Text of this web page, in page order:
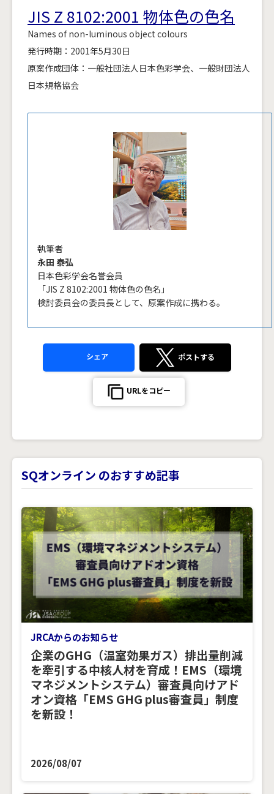
JIS Z 8102:2001 物体色の色名
Names of non-luminous object colours
発行時期：2001年5月30日
原案作成団体：一般社団法人日本色彩学会、一般財団法人
日本規格協会
執筆者
永田 泰弘
日本色彩学会名誉会員
「JIS Z 8102:2001 物体色の色名」
検討委員会の委員長として、原案作成に携わる。
シェア ポストする
URLをコピー
SQオンライン のおすすめ記事
JRCAからのお知らせ
企業のGHG（温室効果ガス）排出量削減
を牽引する中核人材を育成！EMS（環境
マネジメントシステム）審査員向けアド
オン資格「EMS GHG plus審査員」制度
を新設！
2026/08/07